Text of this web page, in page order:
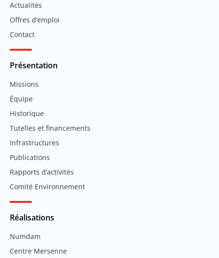
Actualités
Offres d’emploi
Contact
Présentation
Missions
Équipe
Historique
Tutelles et financements
Infrastructures
Publications
Rapports d’activités
Comité Environnement
Réalisations
Numdam
Centre Mersenne